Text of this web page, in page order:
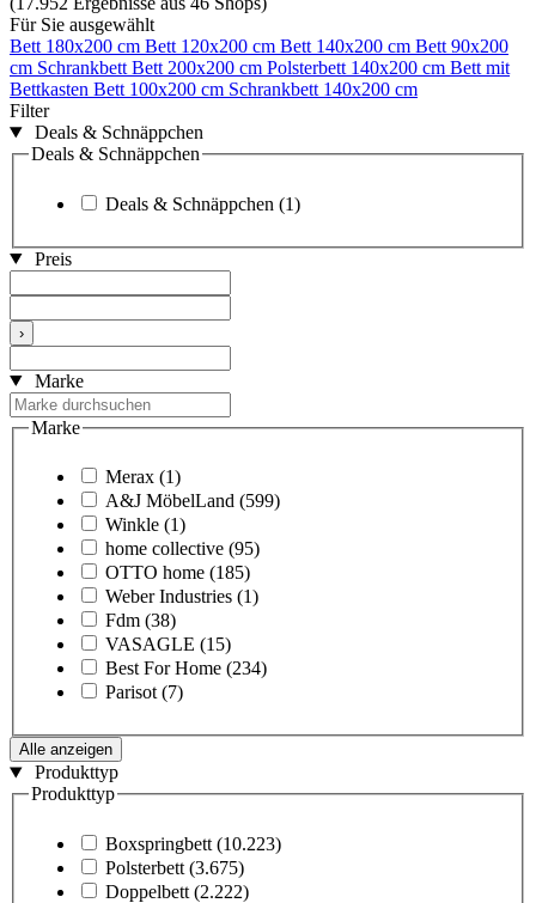
Für Sie ausgewählt
Bett 180x200 cm Bett 120x200 cm Bett 140x200 cm Bett 90x200
cm Schrankbett Bett 200x200 cm Polsterbett 140x200 cm Bett mit
Bettkasten Bett 100x200 cm Schrankbett 140x200 cm
Filter
Deals & Schnäppchen
Deals & Schnäppchen
Deals & Schnäppchen (1)
Preis
›
Marke
Marke
Merax (1)
A&J MöbelLand (599)
Winkle (1)
home collective (95)
OTTO home (185)
Weber Industries (1)
Fdm (38)
VASAGLE (15)
Best For Home (234)
Parisot (7)
Alle anzeigen
Produkttyp
Produkttyp
Boxspringbett (10.223)
Polsterbett (3.675)
Doppelbett (2.222)